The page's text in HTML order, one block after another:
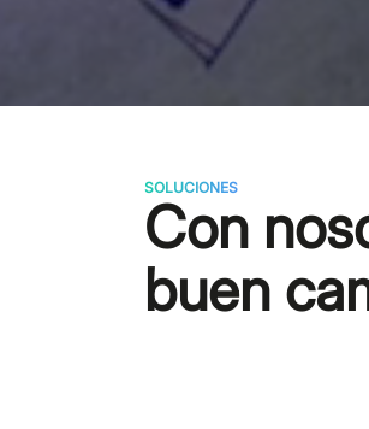
SOLUCIONES
Con
buen